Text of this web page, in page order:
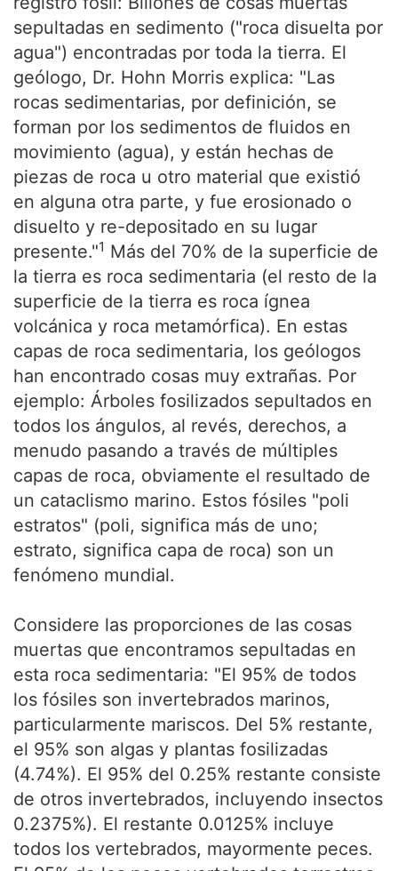
sepultadas en sedimento ("roca disuelta por
agua") encontradas por toda la tierra. El
geólogo, Dr. Hohn Morris explica: "Las
rocas sedimentarias, por definición, se
forman por los sedimentos de fluidos en
movimiento (agua), y están hechas de
piezas de roca u otro material que existió
en alguna otra parte, y fue erosionado o
disuelto y re-depositado en su lugar
presente."1 Más del 70% de la superficie de
la tierra es roca sedimentaria (el resto de la
superficie de la tierra es roca ígnea
volcánica y roca metamórfica). En estas
capas de roca sedimentaria, los geólogos
han encontrado cosas muy extrañas. Por
ejemplo: Árboles fosilizados sepultados en
todos los ángulos, al revés, derechos, a
menudo pasando a través de múltiples
capas de roca, obviamente el resultado de
un cataclismo marino. Estos fósiles "poli
estratos" (poli, significa más de uno;
estrato, significa capa de roca) son un
fenómeno mundial.
Considere las proporciones de las cosas
muertas que encontramos sepultadas en
esta roca sedimentaria: "El 95% de todos
los fósiles son invertebrados marinos,
particularmente mariscos. Del 5% restante,
el 95% son algas y plantas fosilizadas
(4.74%). El 95% del 0.25% restante consiste
de otros invertebrados, incluyendo insectos
0.2375%). El restante 0.0125% incluye
todos los vertebrados, mayormente peces.